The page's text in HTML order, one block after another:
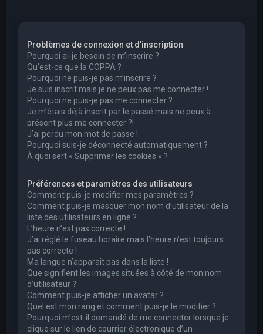
Problèmes de connexion et d’inscription
Pourquoi ai-je besoin de m’inscrire ?
Qu’est-ce que la COPPA ?
Pourquoi ne puis-je pas m’inscrire ?
Je suis inscrit mais je ne peux pas me connecter !
Pourquoi ne puis-je pas me connecter ?
Je m’étais déjà inscrit par le passé mais ne peux à
présent plus me connecter ?!
J’ai perdu mon mot de passe !
Pourquoi suis-je déconnecté automatiquement ?
À quoi sert « Supprimer les cookies » ?
Préférences et paramètres des utilisateurs
Comment puis-je modifier mes paramètres ?
Comment puis-je masquer mon nom d’utilisateur de la
liste des utilisateurs en ligne ?
L’heure n’est pas correcte !
J’ai réglé le fuseau horaire mais l’heure n’est toujours
pas correcte !
Ma langue n’apparaît pas dans la liste !
Que signifient les images situées à côté de mon nom
d’utilisateur ?
Comment puis-je afficher un avatar ?
Quel est mon rang et comment puis-je le modifier ?
Pourquoi m’est-il demandé de me connecter lorsque je
clique sur le lien de courrier électronique d’un